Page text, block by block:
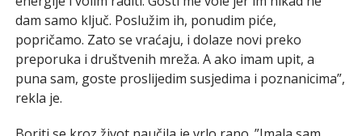
dam samo ključ. Poslužim ih, ponudim piće,
popričamo. Zato se vraćaju, i dolaze novi preko
preporuka i društvenih mreža. A ako imam upit, a
puna sam, goste proslijedim susjedima i poznanicima”,
rekla je.